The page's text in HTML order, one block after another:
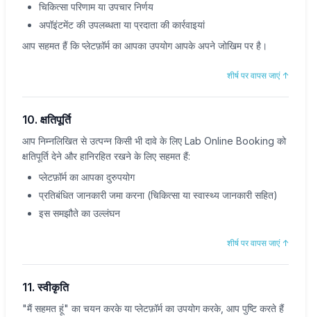
चिकित्सा परिणाम या उपचार निर्णय
अपॉइंटमेंट की उपलब्धता या प्रदाता की कार्रवाइयां
आप सहमत हैं कि प्लेटफ़ॉर्म का आपका उपयोग आपके अपने जोखिम पर है।
शीर्ष पर वापस जाएं↑
10. क्षतिपूर्ति
आप निम्नलिखित से उत्पन्न किसी भी दावे के लिए Lab Online Booking को
क्षतिपूर्ति देने और हानिरहित रखने के लिए सहमत हैं:
प्लेटफ़ॉर्म का आपका दुरुपयोग
प्रतिबंधित जानकारी जमा करना (चिकित्सा या स्वास्थ्य जानकारी सहित)
इस समझौते का उल्लंघन
शीर्ष पर वापस जाएं↑
11. स्वीकृति
"मैं सहमत हूं" का चयन करके या प्लेटफ़ॉर्म का उपयोग करके, आप पुष्टि करते हैं
बुक करें मेरे पास लैब खोजें